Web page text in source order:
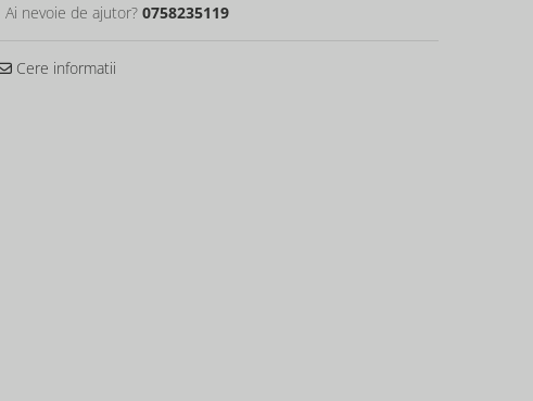
Ai nevoie de ajutor? 0758235119
Cere informatii